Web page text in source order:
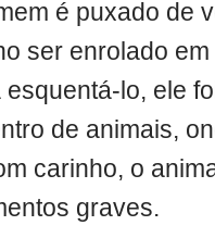
é puxado de
ser enrolado em
lo, ele
de animais,
carinho, o
graves.